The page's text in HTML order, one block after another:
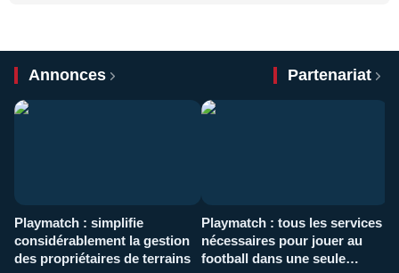
Annonces Partenariat
Playmatch : simplifie
considérablement la gestion
des propriétaires de terrains
Playmatch : tous les services
nécessaires pour jouer au
football dans une seule